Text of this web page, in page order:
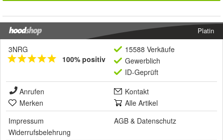
Platin
3NRG
100% positiv
15588 Verkäufe
Gewerblich
ID-Geprüft
Anrufen
Kontakt
Merken
Alle Artikel
Impressum
AGB & Datenschutz
Widerrufsbelehrung